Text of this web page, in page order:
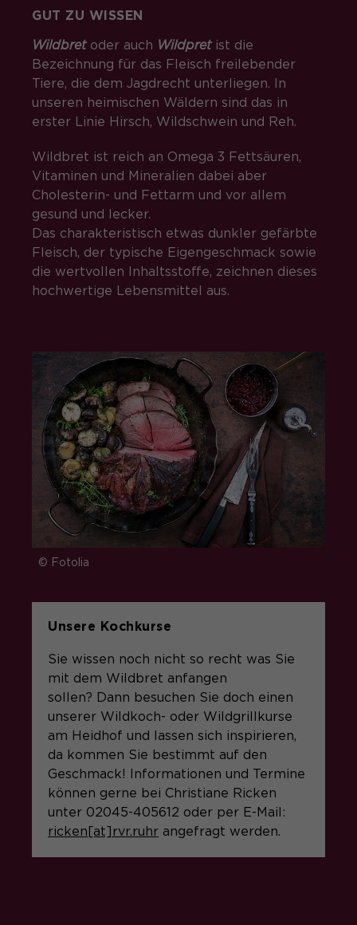
GUT ZU WISSEN
Wildbretoder auch Wildpretist die
Bezeichnung für das Fleisch freilebender
Tiere, die dem Jagdrecht unterliegen. In
unseren heimischen Wäldern sind das in
erster Linie Hirsch, Wildschwein und Reh.
Wildbret ist reich an Omega 3 Fettsäuren,
Vitaminen und Mineralien dabei aber
Cholesterin- und Fettarm und vor allem
gesund und lecker.
Das charakteristisch etwas dunkler gefärbte
Fleisch, der typische Eigengeschmack sowie
die wertvollen Inhaltsstoffe, zeichnen dieses
hochwertige Lebensmittel aus.
© Fotolia
Unsere Kochkurse
Sie wissen noch nicht so recht was Sie
mit dem Wildbret anfangen
sollen? Dann besuchen Sie doch einen
unserer Wildkoch- oder Wildgrillkurse
am Heidhof und lassen sich inspirieren,
da kommen Sie bestimmt auf den
Geschmack! Informationen und Termine
können gerne bei Christiane Ricken
unter 02045-405612 oder per E-Mail:
ricken[at]rvr.ruhr angefragt werden.